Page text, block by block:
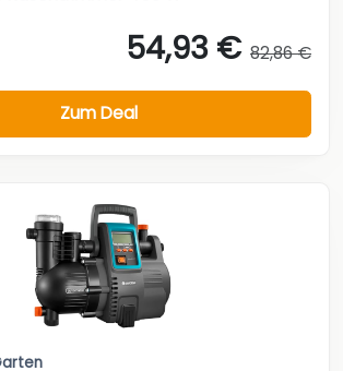
54,93 € 82,86 €
Zum Deal